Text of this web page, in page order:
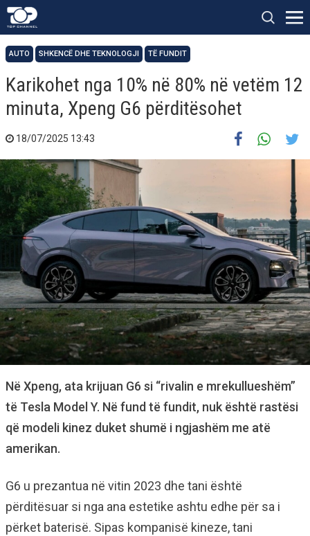
AUTO SHKENCË DHE TEKNOLOGJI TË FUNDIT
Karikohet nga 10% në 80% në vetëm 12
minuta, Xpeng G6 përditësohet
18/07/2025 13:43
Në Xpeng, ata krijuan G6 si “rivalin e mrekullueshëm”
të Tesla Model Y. Në fund të fundit, nuk është rastësi
që modeli kinez duket shumë i ngjashëm me atë
amerikan.
G6 u prezantua në vitin 2023 dhe tani është
përditësuar si nga ana estetike ashtu edhe për sa i
përket baterisë. Sipas kompanisë kineze, tani